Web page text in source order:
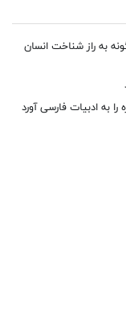
به راز شناخت انسان
به ادبیات فارسی آورد